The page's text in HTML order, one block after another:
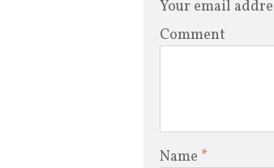
Your email
Comment
Name *